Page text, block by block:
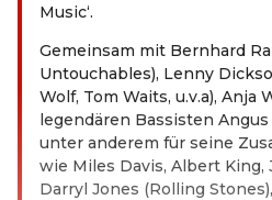
Music‘.
Gemeinsam mit Bernhard
Untouchables), Lenny
Wolf, Tom Waits, u.v.a), Anja
legendären Bassisten Angus
unter anderem für seine
wie Miles Davis, Albert King,
Darryl Jones (Rolling